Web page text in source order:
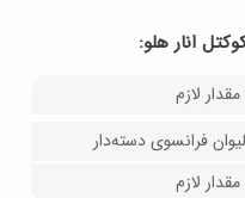
انار هلو:
لازم
لازم